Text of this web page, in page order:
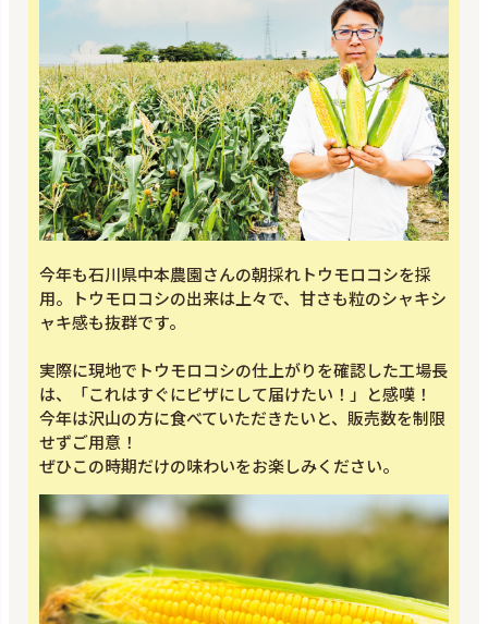
今年も石川県中本農園さんの朝採れトウモロコシを採
用。トウモロコシの出来は上々で、甘さも粒のシャキシ
ャキ感も抜群です。
実際に現地でトウモロコシの仕上がりを確認した工場長
は、「これはすぐにピザにして届けたい！」と感嘆！
今年は沢山の方に食べていただきたいと、販売数を制限
せずご用意！
ぜひこの時期だけの味わいをお楽しみください。